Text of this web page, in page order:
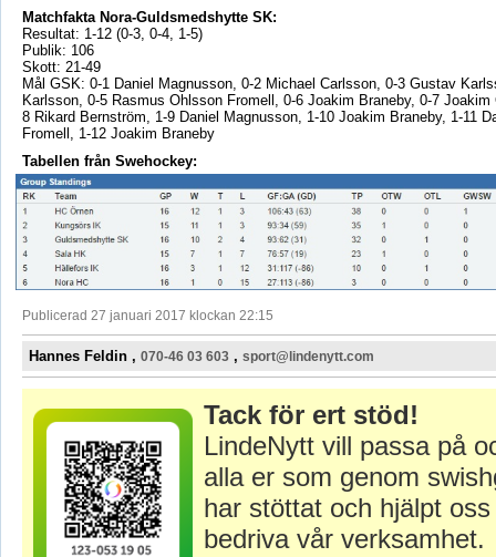
Matchfakta Nora-Guldsmedshytte SK:
Resultat: 1-12 (0-3, 0-4, 1-5)
Publik: 106
Skott: 21-49
Mål GSK: 0-1 Daniel Magnusson, 0-2 Michael Carlsson, 0-3 Gustav
Karlsson, 0-5 Rasmus Ohlsson Fromell, 0-6 Joakim Braneby, 0-7
8 Rikard Bernström, 1-9 Daniel Magnusson, 1-10 Joakim Braneby, 1-11
Fromell, 1-12 Joakim Braneby
Tabellen från Swehockey:
Publicerad 27 januari 2017 klockan 22:15
Hannes Feldin , 070-46 03 603, sport@lindenytt.com
Tack för ert stöd!
LindeNytt vill passa på
alla er som genom
har stöttat och hjälpt
bedriva vår verksamhet.